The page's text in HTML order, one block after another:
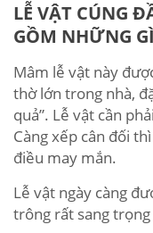
LỄ VẬT CÚNG
GỒM NHỮNG
Mâm lễ vật này
thờ lớn trong nhà,
quả”. Lễ vật cần
Càng xếp cân đối
điều may mắn.
Lễ vật ngày càng
trông rất sang